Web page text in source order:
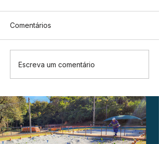
Comentários
Escreva um comentário